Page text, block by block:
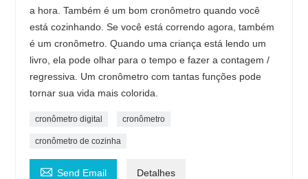
a hora. Também é um bom cronômetro quando você
está cozinhando. Se você está correndo agora, também
é um cronômetro. Quando uma criança está lendo um
livro, ela pode olhar para o tempo e fazer a contagem /
regressiva. Um cronômetro com tantas funções pode
tornar sua vida mais colorida.
cronômetro digital cronômetro
cronômetro de cozinha
 Send Email Detalhes